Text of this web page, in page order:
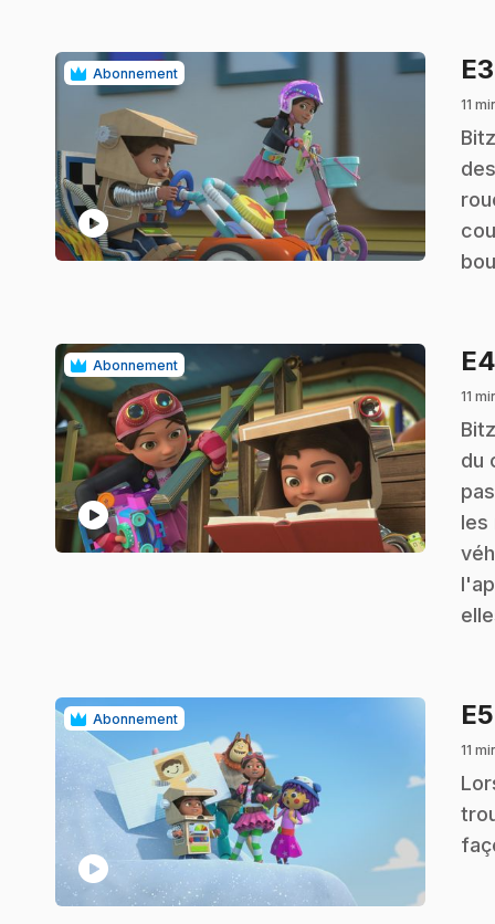
Abonnement
play_circle
E3
11
.
Abonnement
play_circle
E4
11
.
du
les
Abonnement
play_circle
E5
11
.